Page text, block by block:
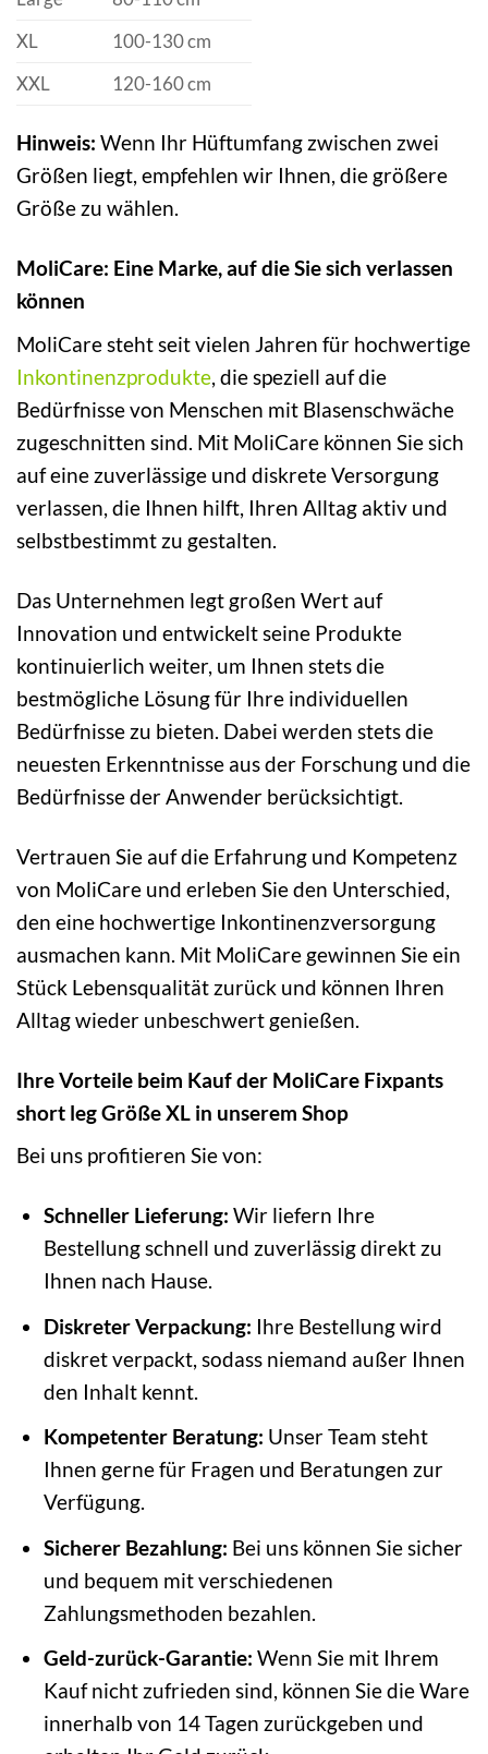
XL
100-130 cm
XXL
120-160 cm
Hinweis: Wenn Ihr Hüftumfang zwischen zwei
Größen liegt, empfehlen wir Ihnen, die größere
Größe zu wählen.
MoliCare: Eine Marke, auf die Sie sich verlassen
können
MoliCare steht seit vielen Jahren für hochwertige
Inkontinenzprodukte, die speziell auf die
Bedürfnisse von Menschen mit Blasenschwäche
zugeschnitten sind. Mit MoliCare können Sie sich
auf eine zuverlässige und diskrete Versorgung
verlassen, die Ihnen hilft, Ihren Alltag aktiv und
selbstbestimmt zu gestalten.
Das Unternehmen legt großen Wert auf
Innovation und entwickelt seine Produkte
kontinuierlich weiter, um Ihnen stets die
bestmögliche Lösung für Ihre individuellen
Bedürfnisse zu bieten. Dabei werden stets die
neuesten Erkenntnisse aus der Forschung und die
Bedürfnisse der Anwender berücksichtigt.
Vertrauen Sie auf die Erfahrung und Kompetenz
von MoliCare und erleben Sie den Unterschied,
den eine hochwertige Inkontinenzversorgung
ausmachen kann. Mit MoliCare gewinnen Sie ein
Stück Lebensqualität zurück und können Ihren
Alltag wieder unbeschwert genießen.
Ihre Vorteile beim Kauf der MoliCare Fixpants
short leg Größe XL in unserem Shop
Bei uns profitieren Sie von:
Schneller Lieferung: Wir liefern Ihre
Bestellung schnell und zuverlässig direkt zu
Ihnen nach Hause.
Diskreter Verpackung: Ihre Bestellung wird
diskret verpackt, sodass niemand außer Ihnen
den Inhalt kennt.
Kompetenter Beratung: Unser Team steht
Ihnen gerne für Fragen und Beratungen zur
Verfügung.
Sicherer Bezahlung: Bei uns können Sie sicher
und bequem mit verschiedenen
Zahlungsmethoden bezahlen.
Geld-zurück-Garantie: Wenn Sie mit Ihrem
Kauf nicht zufrieden sind, können Sie die Ware
innerhalb von 14 Tagen zurückgeben und